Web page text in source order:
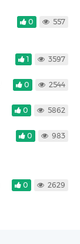
0 557
1 3597
0 2544
0 5862
0 983
0 2629